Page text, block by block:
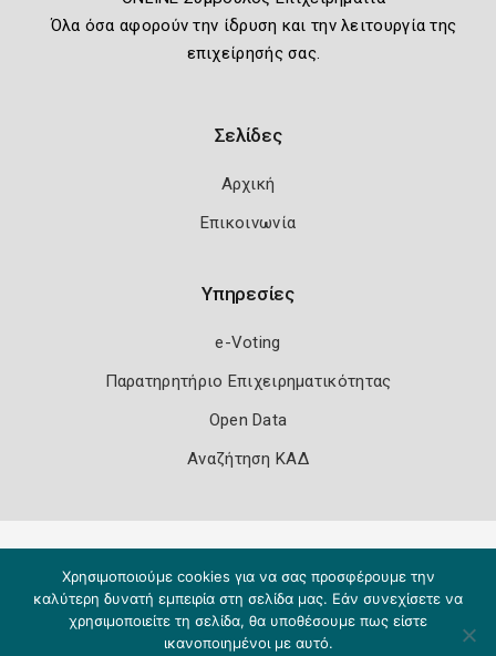
Όλα όσα αφορούν την ίδρυση και την λειτουργία της
επιχείρησής σας.
Σελίδες
Αρχική
Επικοινωνία
Υπηρεσίες
e-Voting
Παρατηρητήριο Επιχειρηματικότητας
Open Data
Αναζήτηση ΚΑΔ
Χρησιμοποιούμε cookies για να σας προσφέρουμε την
καλύτερη δυνατή εμπειρία στη σελίδα μας. Εάν συνεχίσετε να
χρησιμοποιείτε τη σελίδα, θα υποθέσουμε πως είστε
ικανοποιημένοι με αυτό.
Copyright 2026 Knowledge A.E.